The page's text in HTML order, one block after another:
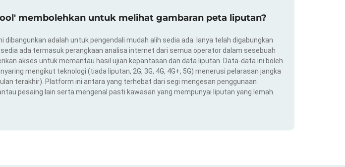
membolehkan untuk melihat gambaran peta liputan?
dibangunkan adalah untuk pengendali mudah alih sedia ada. Ianya telah digabungkan
ada termasuk perangkaan analisa internet dari semua operator dalam sesebuah
akses untuk memantau hasil ujian kepantasan dan data liputan. Data-data ini boleh
mengikut teknologi (tiada liputan, 2G, 3G, 4G, 4G+, 5G) menerusi pelarasan jangka
terakhir). Platform ini antara yang terhebat dari segi mengesan penggunaan
pesaing lain serta mengenal pasti kawasan yang mempunyai liputan yang lemah.